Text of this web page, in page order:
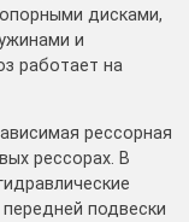
дисками,
и
работает на
рессорная
рессорах. В
подвески